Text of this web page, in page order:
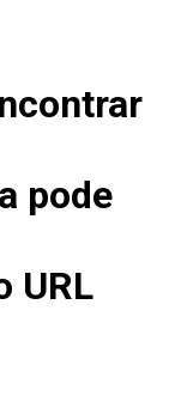
pode
URL